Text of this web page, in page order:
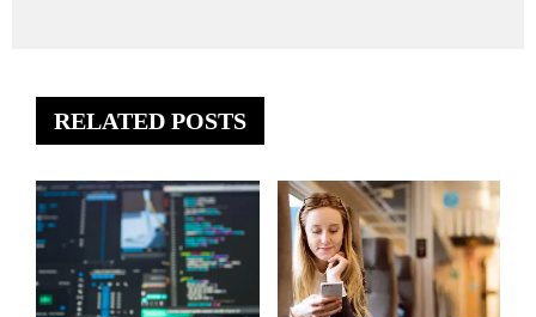
RELATED POSTS